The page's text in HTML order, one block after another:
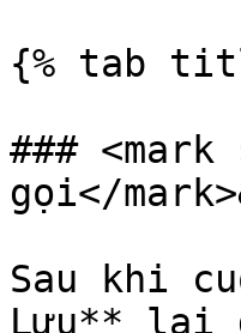
{% tab
###
gọi</
Sau khi
Lưu** lại